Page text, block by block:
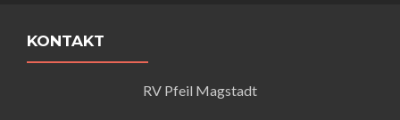
KONTAKT
RV Pfeil Magstadt